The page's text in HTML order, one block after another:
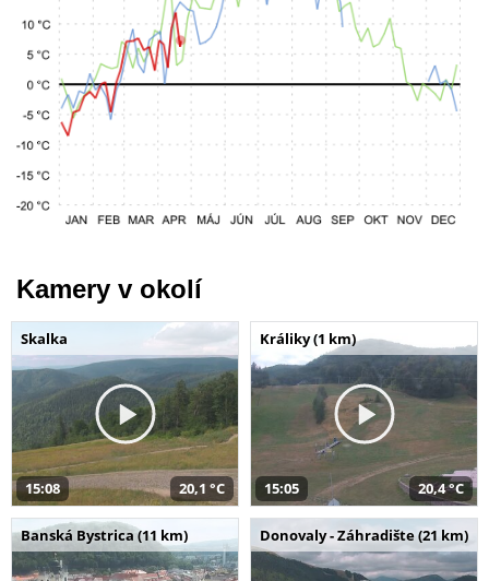
Kamery v okolí
Skalka
15:08 20,1 °C
Králiky (1 km)
15:05 20,4 °C
Banská Bystrica (11 km) Donovaly - Záhradište (21 km)